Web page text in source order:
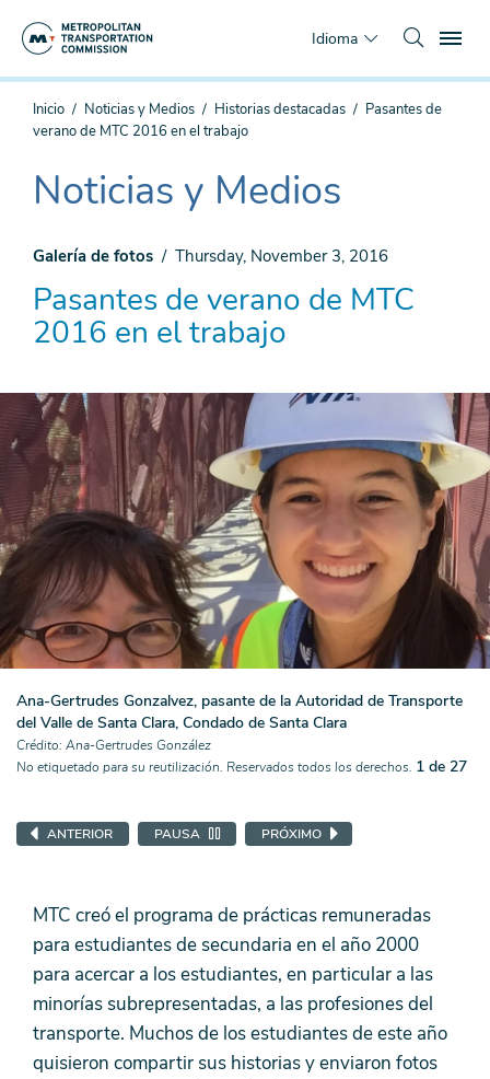
Idioma
Estás
aquí
Inicio Noticias y Medios Historias destacadas
Pasantes de
verano de MTC 2016 en el trabajo
The
current
is
Noticias y Medios
Galería de fotos Thursday, November 3, 2016
Pasantes de verano de MTC
2016 en el trabajo
Ana-Gertrudes Gonzalvez, pasante de la Autoridad de Transporte
del Valle de Santa Clara, Condado de Santa Clara
Crédito Ana-Gertrudes González
No etiquetado para su reutilización. Reservados todos los derechos. 1 de 27
ANTERIOR PAUSA PRÓXIMO
MTC creó el programa de prácticas remuneradas
para estudiantes de secundaria en el año 2000
para acercar a los estudiantes, en particular a las
minorías subrepresentadas, a las profesiones del
transporte. Muchos de los estudiantes de este año
quisieron compartir sus historias y enviaron fotos